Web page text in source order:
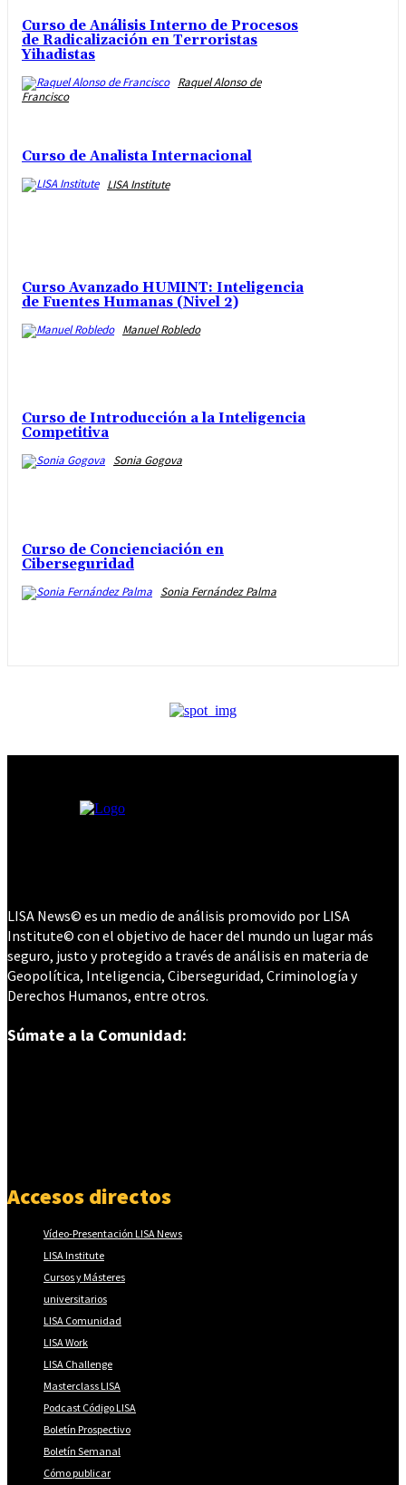
Curso de Análisis Interno de Procesos
de Radicalización en Terroristas
Yihadistas
Raquel Alonso de
Francisco
Curso de Analista Internacional
LISA Institute
Curso Avanzado HUMINT: Inteligencia
de Fuentes Humanas (Nivel 2)
Manuel Robledo
Curso de Introducción a la Inteligencia
Competitiva
Sonia Gogova
Curso de Concienciación en
Ciberseguridad
Sonia Fernández Palma
LISA News© es un medio de análisis promovido por LISA
Institute© con el objetivo de hacer del mundo un lugar más
seguro, justo y protegido a través de análisis en materia de
Geopolítica, Inteligencia, Ciberseguridad, Criminología y
Derechos Humanos, entre otros.
Súmate a la Comunidad:
Accesos directos
Vídeo-Presentación LISA News
LISA Institute
Cursos y Másteres
universitarios
LISA Comunidad
LISA Work
LISA Challenge
Masterclass LISA
Podcast Código LISA
Boletín Prospectivo
Boletín Semanal
Cómo publicar